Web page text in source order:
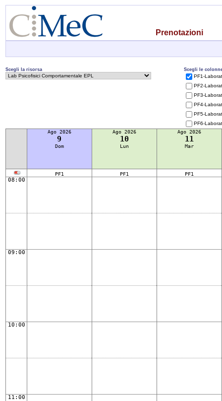
Prenotazioni
Scegli la risorsa Scegli le
PF1-
PF2-
PF3-
PF4-
PF5-
PF6-
Ago 2026
9
Dom
Ago 2026
10
Lun
Ago 2026
11
Mar
PF1 PF1 PF1
08:00
09:00
10:00
11:00